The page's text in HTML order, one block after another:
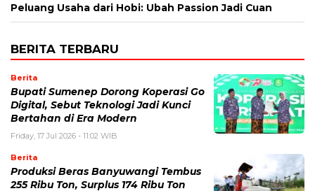
Peluang Usaha dari Hobi: Ubah Passion Jadi Cuan
BERITA TERBARU
Berita
Bupati Sumenep Dorong Koperasi Go
Digital, Sebut Teknologi Jadi Kunci
Bertahan di Era Modern
Friday, 17 Jul 2026 - 11:02 WIB
Berita
Produksi Beras Banyuwangi Tembus
255 Ribu Ton, Surplus 174 Ribu Ton